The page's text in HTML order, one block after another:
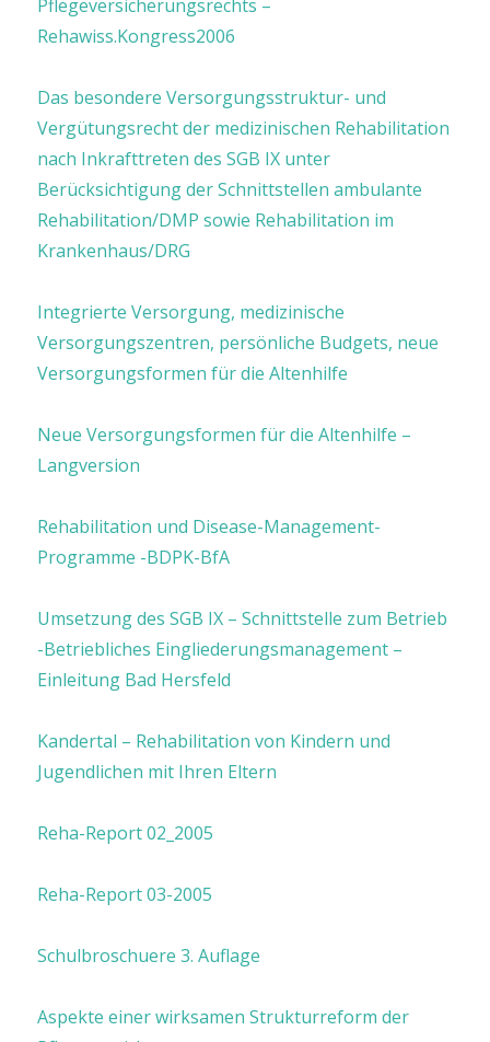
Pflegeversicherungsrechts –
Rehawiss.Kongress2006
Das besondere Versorgungsstruktur- und
Vergütungsrecht der medizinischen Rehabilitation
nach Inkrafttreten des SGB IX unter
Berücksichtigung der Schnittstellen ambulante
Rehabilitation/DMP sowie Rehabilitation im
Krankenhaus/DRG
Integrierte Versorgung, medizinische
Versorgungszentren, persönliche Budgets, neue
Versorgungsformen für die Altenhilfe
Neue Versorgungsformen für die Altenhilfe –
Langversion
Rehabilitation und Disease-Management-
Programme -BDPK-BfA
Umsetzung des SGB IX – Schnittstelle zum Betrieb
-Betriebliches Eingliederungsmanagement –
Einleitung Bad Hersfeld
Kandertal – Rehabilitation von Kindern und
Jugendlichen mit Ihren Eltern
Reha-Report 02_2005
Reha-Report 03-2005
Schulbroschuere 3. Auflage
Aspekte einer wirksamen Strukturreform der